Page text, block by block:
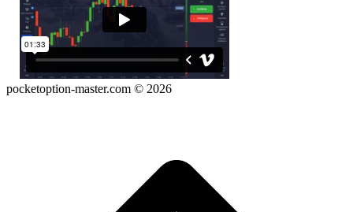
pocketoption-master.com © 2026